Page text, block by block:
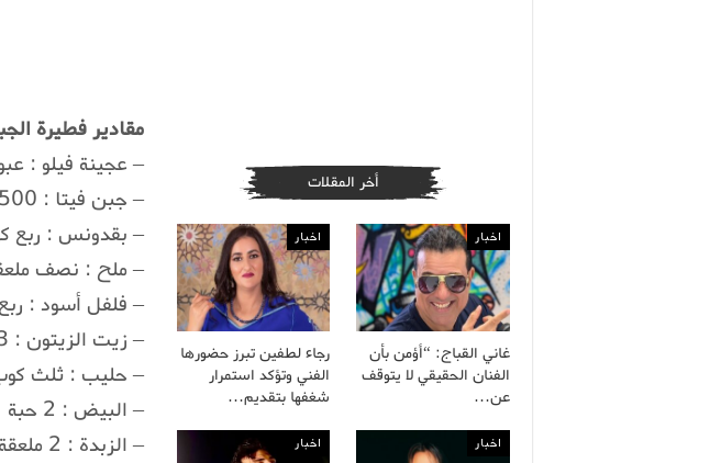
مقادير فطيرة
– عجينة فيلو :
– جبن فيتا : 500 غراما
– بقدونس : ربع
– ملح : نصف
– فلفل أسود :
– زيت الزيتون : 3 ملاعق كبيرة
– حليب : ثلث
– البيض : 2 حبة
– الزبدة : 2 ملعقة كبيرة (مذوبة)
أخر المقلات
اخبار
غاني القباج: “أؤمن بأن
الفنان الحقيقي لا يتوقف
عن…
اخبار
رجاء لطفين تبرز حضورها
الفني وتؤكد استمرار
شغفها بتقديم…
اخبار اخبار